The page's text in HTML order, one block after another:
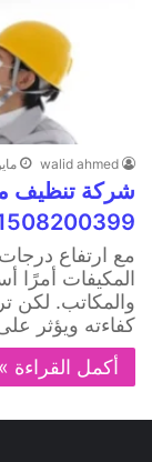
walid ahmed مايو 13,
مع ارتفاع
المكيفات أمرًا
والمكاتب. لكن
كفاءته ويؤثر
أكمل القراءة »